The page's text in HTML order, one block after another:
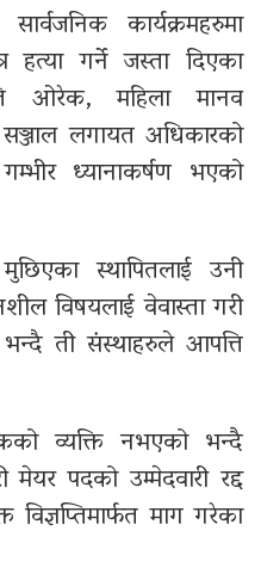
कार्यक्रमहरुमा
हत्या गर्ने जस्ता दिएका
ओरेक, महिला मानव
सञ्जाल लगायत अधिकारको
ध्यानाकर्षण भएको
स्थापितलाई उनी
विषयलाई वेवास्ता गरी
ती संस्थाहरुले आपत्ति
व्यक्ति नभएको भन्दै
पदको उम्मेदवारी रद्द
माग गरेका